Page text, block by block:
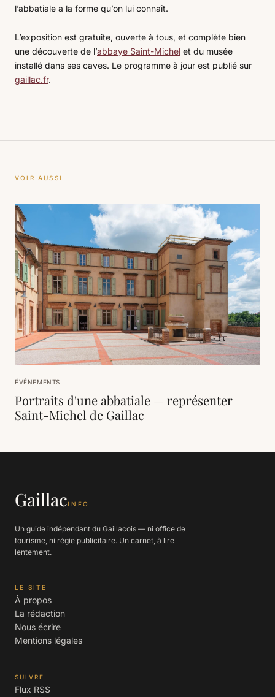
l’abbatiale a la forme qu’on lui connaît.
L’exposition est gratuite, ouverte à tous, et complète bien
une découverte de l’abbaye Saint-Michel et du musée
installé dans ses caves. Le programme à jour est publié sur
gaillac.fr.
VOIR AUSSI
ÉVÉNEMENTS
Portraits d'une abbatiale — représenter
Saint-Michel de Gaillac
GaillacINFO
Un guide indépendant du Gaillacois — ni office de
tourisme, ni régie publicitaire. Un carnet, à lire
lentement.
LE SITE
À propos
La rédaction
Nous écrire
Mentions légales
SUIVRE
Flux RSS